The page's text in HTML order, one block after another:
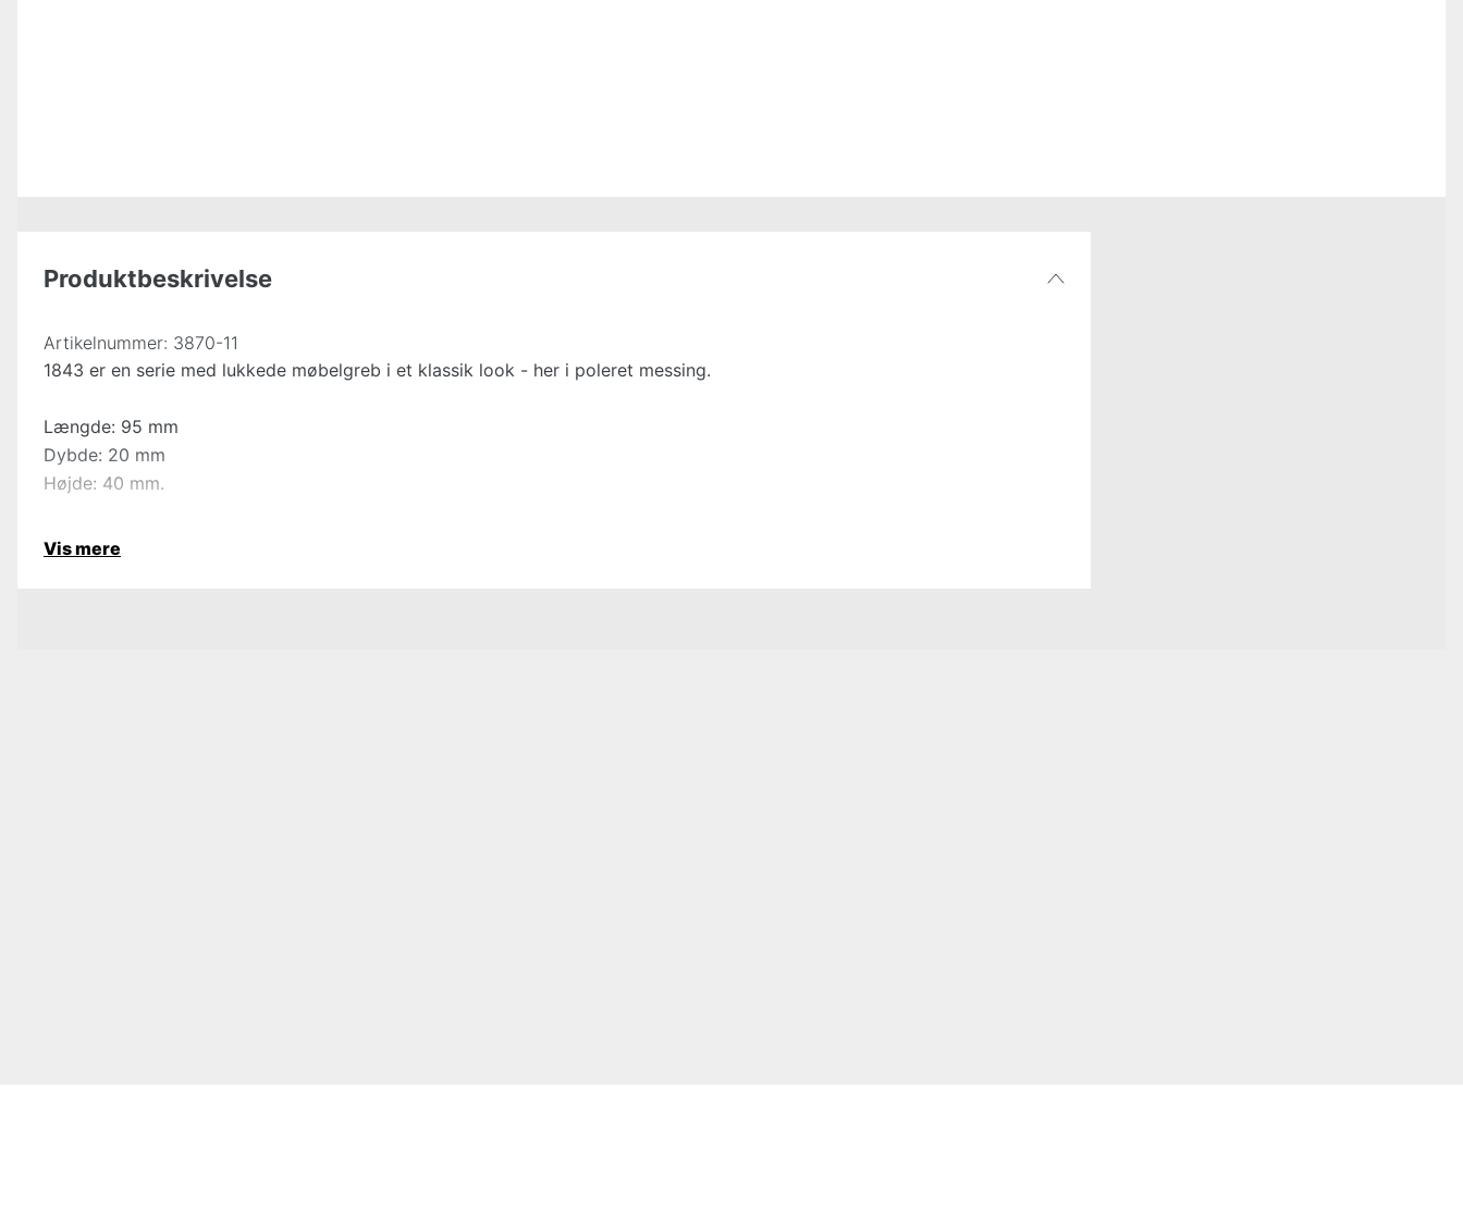
Produktbeskrivelse
Artikelnummer: 3870-11
1843 er en serie med lukkede møbelgreb i et klassik look - her i poleret messing.
Længde: 95 mm
Dybde: 20 mm
Højde: 40 mm.
Vis mere